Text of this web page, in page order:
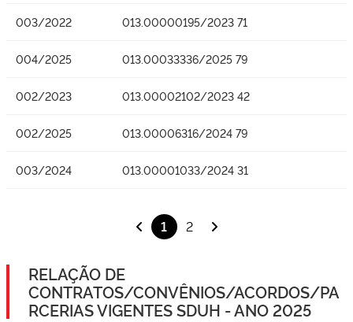
003/2022 013.00000195/2023 71
004/2025 013.00033336/2025 79
002/2023 013.00002102/2023 42
002/2025 013.00006316/2024 79
003/2024 013.00001033/2024 31
1 2
RELAÇÃO DE
CONTRATOS/CONVÊNIOS/ACORDOS/PA
RCERIAS VIGENTES SDUH - ANO 2025